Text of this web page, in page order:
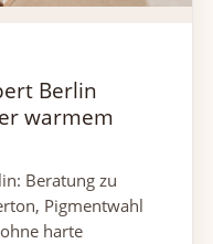
Berlin
warmem
Beratung zu
Pigmentwahl
harte